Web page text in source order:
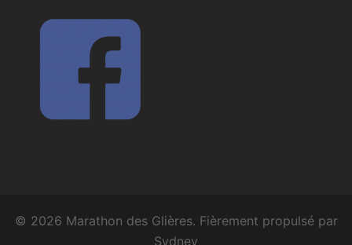
© 2026 Marathon des Glières. Fièrement propulsé par
Sydney